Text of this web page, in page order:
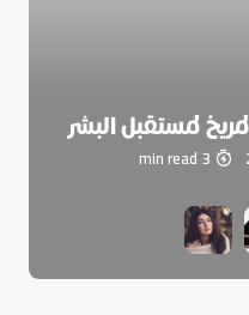
لمستقبل البشر
3 min read